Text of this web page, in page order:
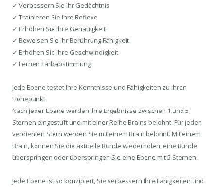
✓ Verbessern Sie Ihr Gedächtnis
✓ Trainieren Sie Ihre Reflexe
✓ Erhöhen Sie Ihre Genauigkeit
✓ Beweisen Sie Ihr Berührung Fähigkeit
✓ Erhöhen Sie Ihre Geschwindigkeit
✓ Lernen Farbabstimmung
Jede Ebene testet Ihre Kenntnisse und Fähigkeiten zu ihren
Höhepunkt.
Nach jeder Ebene werden Ihre Ergebnisse zwischen 1 und 5
Sternen eingestuft und mit einer Reihe Brains belohnt. Für jeden
verdienten Stern werden Sie mit einem Brain belohnt. Mit einem
Brain, können Sie die aktuelle Runde wiederholen, eine Runde
überspringen oder überspringen Sie eine Ebene mit 5 Sternen.
Jede Ebene ist so konzipiert, Sie verbessern Ihre Fähigkeiten und